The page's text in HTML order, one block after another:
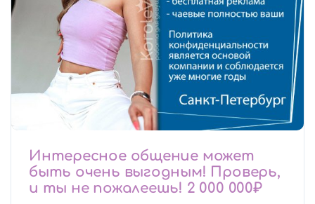
Интересное общение может
быть очень выгодным! Проверь,
и ты не пожалеешь! 2 000 000₽